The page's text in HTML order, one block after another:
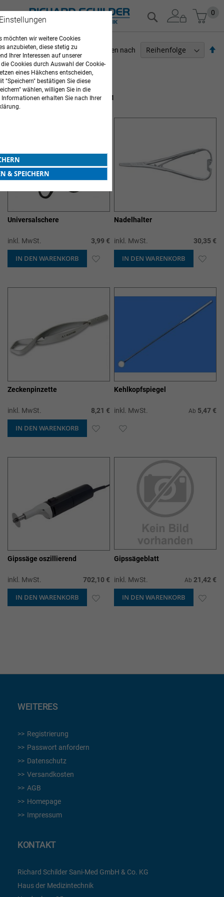
Zum
Inhalt
0
Suche
6Elemente
Sortieren nach
SONSTIGES INSTRUMENTARIUM
Universalschere
inkl. MwSt. 3,99 €
IN DEN WARENKORB ZUR
Nadelhalter
inkl. MwSt. 30,35 €
IN DEN WARENKORB ZUR
Zeckenpinzette
inkl. MwSt. 8,21 €
IN DEN WARENKORB ZUR
Kehlkopfspiegel
inkl. MwSt. Ab 5,47 €
ZUR
HINZUFÜGEN
Gipssäge oszillierend
inkl. MwSt. 702,10 €
IN DEN WARENKORB ZUR
Gipssägeblatt
inkl. MwSt. Ab 21,42 €
IN DEN WARENKORB ZUR
ARZTBEDARF
WEITERES
Registrierung
Passwort anfordern
Datenschutz
Versandkosten
AGB
Homepage
Impressum
KONTAKT
Richard Schilder Sani-Med GmbH & Co. KG
Haus der Medizintechnik
möchten wir weitere Cookies
anzubieten, diese stetig zu
Ihrer Interessen auf unserer
Cookies durch Auswahl der Cookie-
eines Häkchens entscheiden,
"Speichern" bestätigen Sie diese
wählen, willigen Sie in die
erhalten Sie nach Ihrer
& SPEICHERN